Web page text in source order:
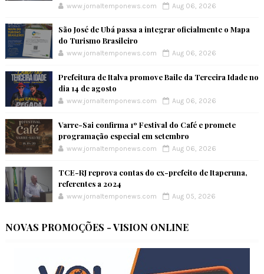
www.jornaltemponews.com Aug 06, 2026
São José de Ubá passa a integrar oficialmente o Mapa
do Turismo Brasileiro
www.jornaltemponews.com Aug 06, 2026
Prefeitura de Italva promove Baile da Terceira Idade no
dia 14 de agosto
www.jornaltemponews.com Aug 06, 2026
Varre-Sai confirma 1º Festival do Café e promete
programação especial em setembro
www.jornaltemponews.com Aug 06, 2026
TCE-RJ reprova contas do ex-prefeito de Itaperuna,
referentes a 2024
www.jornaltemponews.com Aug 05, 2026
NOVAS PROMOÇÕES - VISION ONLINE